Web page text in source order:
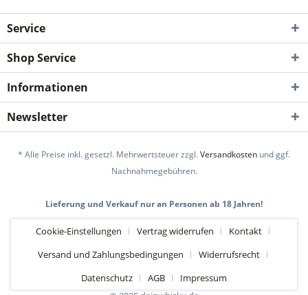
Service
Shop Service
Informationen
Newsletter
* Alle Preise inkl. gesetzl. Mehrwertsteuer zzgl.Versandkosten und ggf.
Nachnahmegebühren.
Lieferung und Verkauf nur an Personen ab 18 Jahren!
Cookie-Einstellungen Vertrag widerrufen
Kontakt
Versand und Zahlungsbedingungen
Widerrufsrecht
Datenschutz
AGB
Impressum